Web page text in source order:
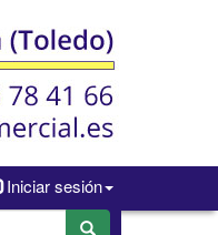
Iniciar sesión